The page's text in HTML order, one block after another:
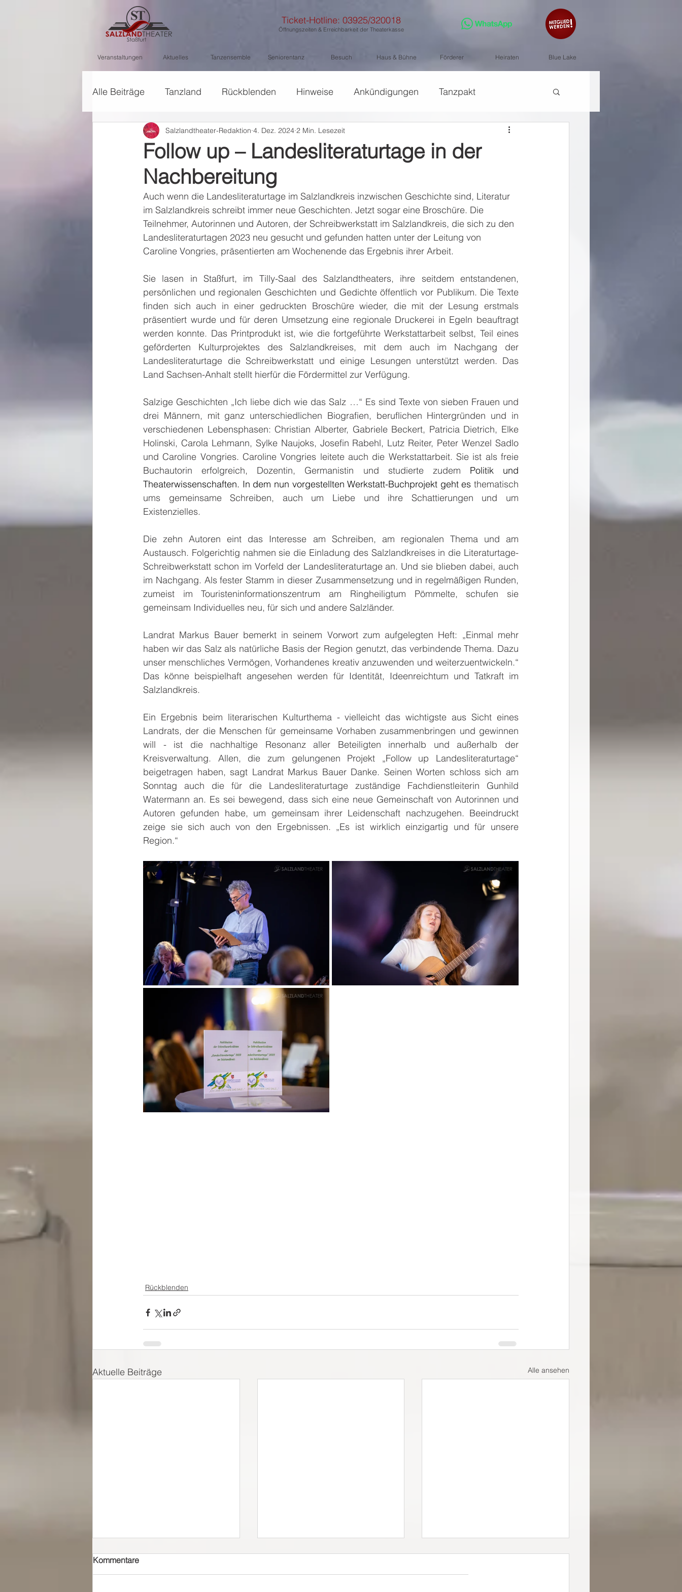
Ticket-Hotline: 03925/320018
Öffnungszeiten & Erreichbarkeit der Theaterkasse
Veranstaltungen Aktuelles Tanzensemble Seniorentanz Besuch Haus & Bühne Förderer Heiraten Blue Lake
Alle Beiträge Tanzland Rückblenden Hinweise Ankündigungen Tanzpakt
Follow up – Landesliteraturtage in der
Nachbereitung
Salzlandtheater-Redaktion 4. Dez. 2024 2 Min. Lesezeit
Auch wenn die Landesliteraturtage im Salzlandkreis inzwischen Geschichte sind, Literatur
im Salzlandkreis schreibt immer neue Geschichten. Jetzt sogar eine Broschüre. Die
Teilnehmer, Autorinnen und Autoren, der Schreibwerkstatt im Salzlandkreis, die sich zu den
Landesliteraturtagen 2023 neu gesucht und gefunden hatten unter der Leitung von
Caroline Vongries, präsentierten am Wochenende das Ergebnis ihrer Arbeit.
Sie lasen in Staßfurt, im Tilly-Saal des Salzlandtheaters, ihre seitdem entstandenen,
persönlichen und regionalen Geschichten und Gedichte öffentlich vor Publikum. Die Texte
finden sich auch in einer gedruckten Broschüre wieder, die mit der Lesung erstmals
präsentiert wurde und für deren Umsetzung eine regionale Druckerei in Egeln beauftragt
werden konnte. Das Printprodukt ist, wie die fortgeführte Werkstattarbeit selbst, Teil eines
geförderten Kulturprojektes des Salzlandkreises, mit dem auch im Nachgang der
Landesliteraturtage die Schreibwerkstatt und einige Lesungen unterstützt werden. Das
Land Sachsen-Anhalt stellt hierfür die Fördermittel zur Verfügung.
Salzige Geschichten „Ich liebe dich wie das Salz …“ Es sind Texte von sieben Frauen und
drei Männern, mit ganz unterschiedlichen Biografien, beruflichen Hintergründen und in
verschiedenen Lebensphasen: Christian Alberter, Gabriele Beckert, Patricia Dietrich, Elke
Holinski, Carola Lehmann, Sylke Naujoks, Josefin Rabehl, Lutz Reiter, Peter Wenzel Sadlo
und Caroline Vongries. Caroline Vongries leitete auch die Werkstattarbeit. Sie ist als freie
Buchautorin erfolgreich, Dozentin, Germanistin und studierte zudem Politik und
Theaterwissenschaften. In dem nun vorgestellten Werkstatt-Buchprojekt geht es thematisch
ums gemeinsame Schreiben, auch um Liebe und ihre Schattierungen und um
Existenzielles.
Die zehn Autoren eint das Interesse am Schreiben, am regionalen Thema und am
Austausch. Folgerichtig nahmen sie die Einladung des Salzlandkreises in die Literaturtage-
Schreibwerkstatt schon im Vorfeld der Landesliteraturtage an. Und sie blieben dabei, auch
im Nachgang. Als fester Stamm in dieser Zusammensetzung und in regelmäßigen Runden,
zumeist im Touristeninformationszentrum am Ringheiligtum Pömmelte, schufen sie
gemeinsam Individuelles neu, für sich und andere Salzländer.
Landrat Markus Bauer bemerkt in seinem Vorwort zum aufgelegten Heft: „Einmal mehr
haben wir das Salz als natürliche Basis der Region genutzt, das verbindende Thema. Dazu
unser menschliches Vermögen, Vorhandenes kreativ anzuwenden und weiterzuentwickeln.“
Das könne beispielhaft angesehen werden für Identität, Ideenreichtum und Tatkraft im
Salzlandkreis.
Ein Ergebnis beim literarischen Kulturthema - vielleicht das wichtigste aus Sicht eines
Landrats, der die Menschen für gemeinsame Vorhaben zusammenbringen und gewinnen
will - ist die nachhaltige Resonanz aller Beteiligten innerhalb und außerhalb der
Kreisverwaltung. Allen, die zum gelungenen Projekt „Follow up Landesliteraturtage“
beigetragen haben, sagt Landrat Markus Bauer Danke. Seinen Worten schloss sich am
Sonntag auch die für die Landesliteraturtage zuständige Fachdienstleiterin Gunhild
Watermann an. Es sei bewegend, dass sich eine neue Gemeinschaft von Autorinnen und
Autoren gefunden habe, um gemeinsam ihrer Leidenschaft nachzugehen. Beeindruckt
zeige sie sich auch von den Ergebnissen. „Es ist wirklich einzigartig und für unsere
Region.“
Rückblenden
Aktuelle Beiträge Alle ansehen
Kommentare